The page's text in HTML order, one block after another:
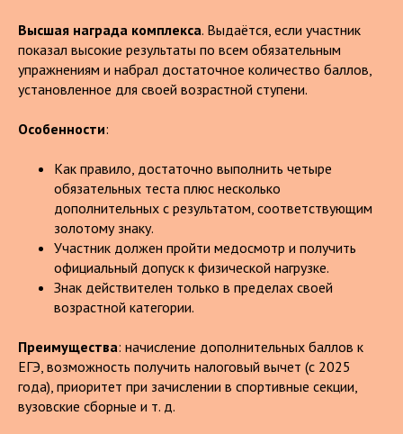
Высшая награда комплекса. Выдаётся, если участник
показал высокие результаты по всем обязательным
упражнениям и набрал достаточное количество баллов,
установленное для своей возрастной ступени.
Особенности:
Как правило, достаточно выполнить четыре
обязательных теста плюс несколько
дополнительных с результатом, соответствующим
золотому знаку.
Участник должен пройти медосмотр и получить
официальный допуск к физической нагрузке.
Знак действителен только в пределах своей
возрастной категории.
Преимущества: начисление дополнительных баллов к
ЕГЭ, возможность получить налоговый вычет (с 2025
года), приоритет при зачислении в спортивные секции,
вузовские сборные и т. д.